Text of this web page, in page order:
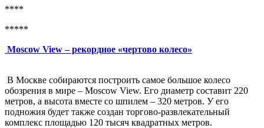
****
*****
Moscow View – рекордное «чертово колесо»
В Москве собираются построить самое большое колесо
обозрения в мире – Moscow View. Его диаметр составит 220
метров, а высота вместе со шпилем – 320 метров. У его
подножия будет также создан торгово-развлекательный
комплекс площадью 120 тысяч квадратных метров.